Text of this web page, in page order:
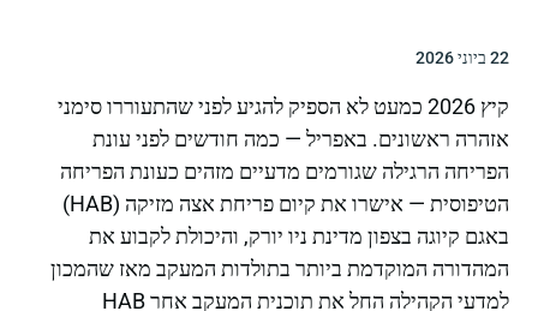
22 ביוני 2026
קיץ 2026 כמעט לא הספיק להגיע לפני שהתעוררו סימני
אזהרה ראשונים. באפריל — כמה חודשים לפני עונת
הפריחה הרגילה שגורמים מדעיים מזהים כעונת הפריחה
הטיפוסית — אישרו את קיום פריחת אצה מזיקה (HAB)
באגם קיוגה בצפון מדינת ניו יורק, והיכולת לקבוע את
המהדורה המוקדמת ביותר בתולדות המעקב מאז שהמכון
למדעי הקהילה החל את תוכנית המעקב אחר HAB